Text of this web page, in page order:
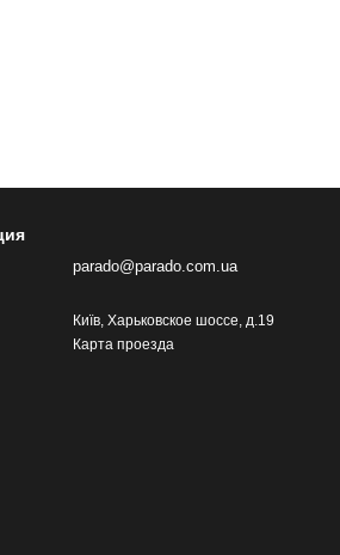
parado@parado.com.ua
Київ, Харьковское шоссе, д.19
Карта проезда